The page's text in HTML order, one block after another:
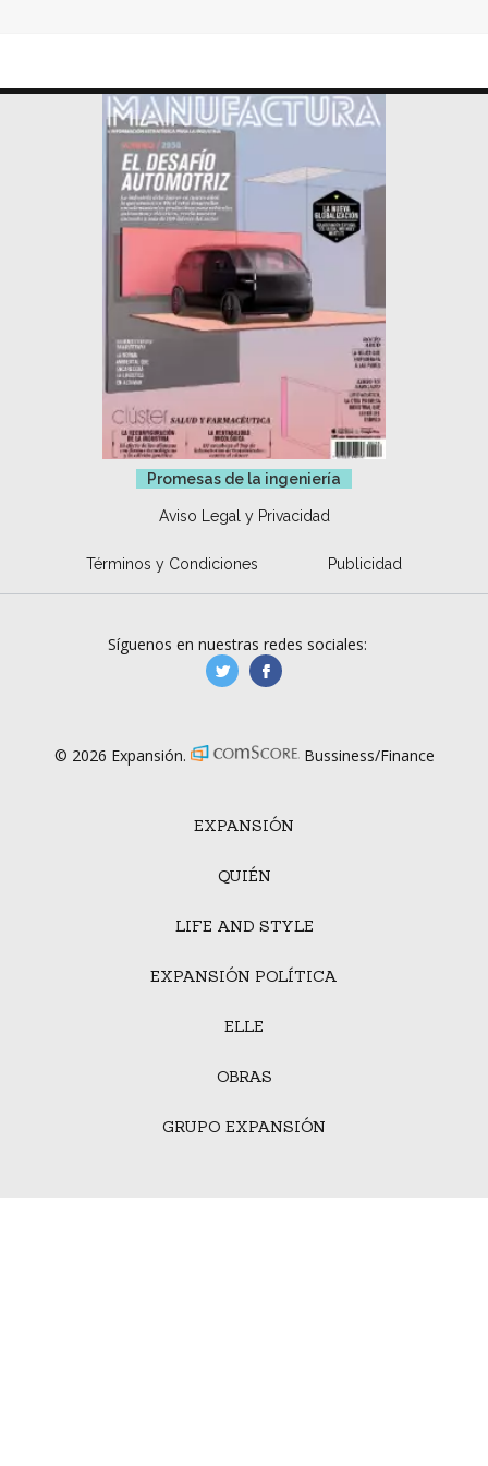
Promesas de la ingeniería
Aviso Legal y Privacidad
Términos y Condiciones Publicidad
EXPANSIÓN
QUIÉN
LIFE AND STYLE
EXPANSIÓN POLÍTICA
ELLE
OBRAS
GRUPO EXPANSIÓN
Síguenos en nuestras redes sociales:
manufacturaGE
© 2026 Expansión. Bussiness/Finance